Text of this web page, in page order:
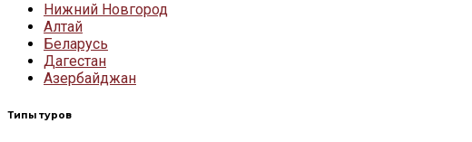
Нижний Новгород
Алтай
Беларусь
Дагестан
Азербайджан
Типы туров